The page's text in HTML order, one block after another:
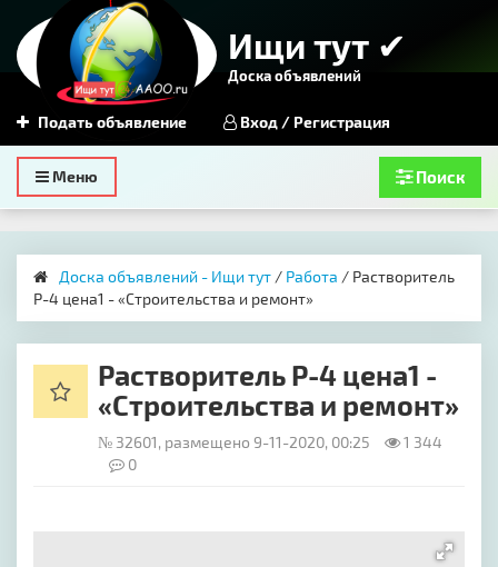
Ищи тут ✔
Доска объявлений
Подать объявление Вход / Регистрация
Toggle
navigation
Меню Поиск
Доска объявлений - Ищи тут / Работа / Растворитель
Р-4 цена1 - «Строительства и ремонт»
Растворитель Р-4 цена1 -
«Строительства и ремонт»
№ 32601, размещено 9-11-2020, 00:25
1 344
0